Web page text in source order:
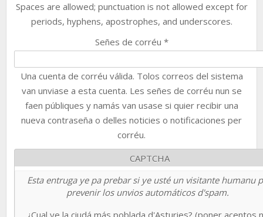
Spaces are allowed; punctuation is not allowed except for
periods, hyphens, apostrophes, and underscores.
Señes de corréu *
Una cuenta de corréu válida. Tolos correos del sistema
van unviase a esta cuenta. Les señes de corréu nun se
faen públiques y namás van usase si quier recibir una
nueva contraseña o delles noticies o notificaciones per
corréu.
CAPTCHA
Esta entruga ye pa prebar si ye usté un visitante humanu
prevenir los unvios automáticos d'spam.